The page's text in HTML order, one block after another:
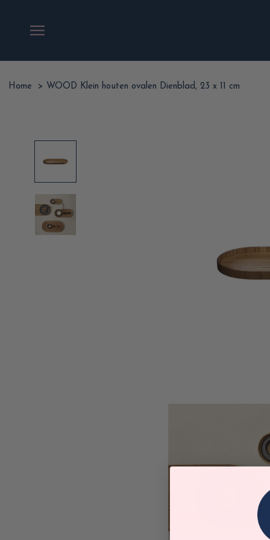
naar
Home > WOOD Klein houten ovalen Dienblad, 23 x 11 cm